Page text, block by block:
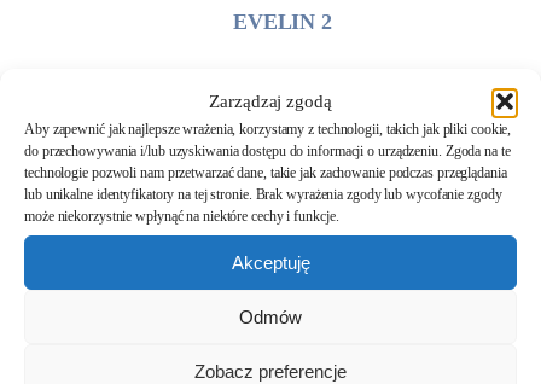
Zarządzaj zgodą
Aby zapewnić jak najlepsze wrażenia, korzystamy z technologii, takich jak pliki cookie,
do przechowywania i/lub uzyskiwania dostępu do informacji o urządzeniu. Zgoda na te
technologie pozwoli nam przetwarzać dane, takie jak zachowanie podczas przeglądania
lub unikalne identyfikatory na tej stronie. Brak wyrażenia zgody lub wycofanie zgody
może niekorzystnie wpłynąć na niektóre cechy i funkcje.
Akceptuję
Odmów
Zobacz preferencje
EVELIN 2
EVELIN 3
EVELIN 4 DUO